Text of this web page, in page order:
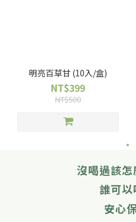
明亮百草甘 (10入/盒)
NT$399
NT$500
沒喝過該
誰可以
安心